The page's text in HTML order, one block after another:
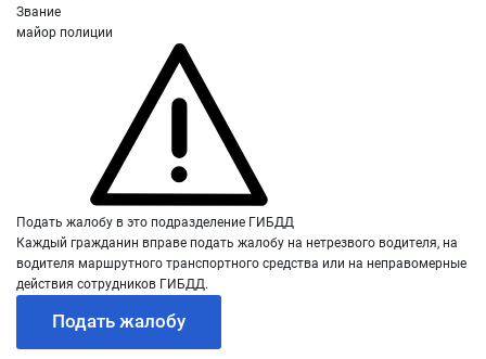
Звание
майор полиции
Подать жалобу в это подразделение ГИБДД
Каждый гражданин вправе подать жалобу на нетрезвого водителя, на
водителя маршрутного транспортного средства или на неправомерные
действия сотрудников ГИБДД.
Подать жалобу